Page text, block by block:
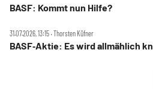
BASF: Kommt nun Hilfe?
31.07.2026, 13:15 ‧ Thorsten Küfner
BASF‑Aktie: Es wird allmählich